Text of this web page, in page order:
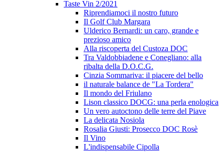
Taste Vin 2/2021
Riprendiamoci il nostro futuro
Il Golf Club Margara
Ulderico Bernardi: un caro, grande e
prezioso amico
Alla riscoperta del Custoza DOC
Tra Valdobbiadene e Conegliano: alla
ribalta della D.O.C.G.
Cinzia Sommariva: il piacere del bello
il naturale balance de "La Tordera"
Il mondo del Friulano
Lison classico DOCG: una perla enologica
Un vero autoctono delle terre del Piave
La delicata Nosiola
Rosalia Giusti: Prosecco DOC Rosè
Il Vino
L'indispensabile Cipolla